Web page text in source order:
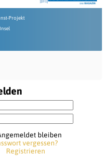
Projekt
bleiben
vergessen?
Registrieren